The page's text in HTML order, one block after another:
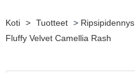
Koti > Tuotteet > Ripsipidennys
Fluffy Velvet Camellia Rash